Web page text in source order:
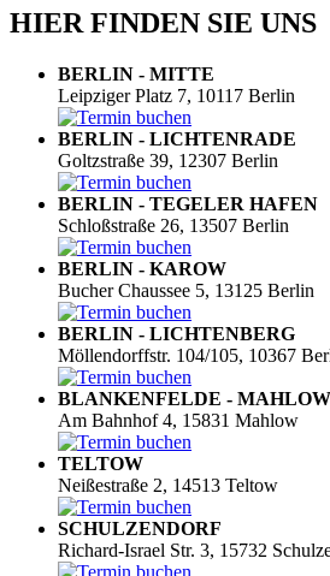
HIER FINDEN SIE UNS
BERLIN - MITTE
Leipziger Platz 7, 10117 Berlin
BERLIN - LICHTENRADE
Goltzstraße 39, 12307 Berlin
BERLIN - TEGELER HAFEN
Schloßstraße 26, 13507 Berlin
BERLIN - KAROW
Bucher Chaussee 5, 13125 Berlin
BERLIN - LICHTENBERG
Möllendorffstr. 104/105, 10367
BLANKENFELDE - MAHLOW
Am Bahnhof 4, 15831 Mahlow
TELTOW
Neißestraße 2, 14513 Teltow
SCHULZENDORF
Richard-Israel Str. 3, 15732